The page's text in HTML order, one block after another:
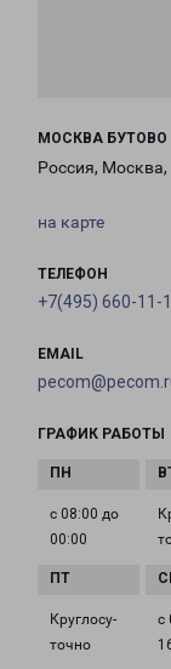
МОСКВА БУТОВО
Россия,
на карте
ТЕЛЕФОН
+7(495) 660-11-
EMAIL
ГРАФИК РАБОТЫ
с 08:00 до
00:00
Круглосу­
точно
с